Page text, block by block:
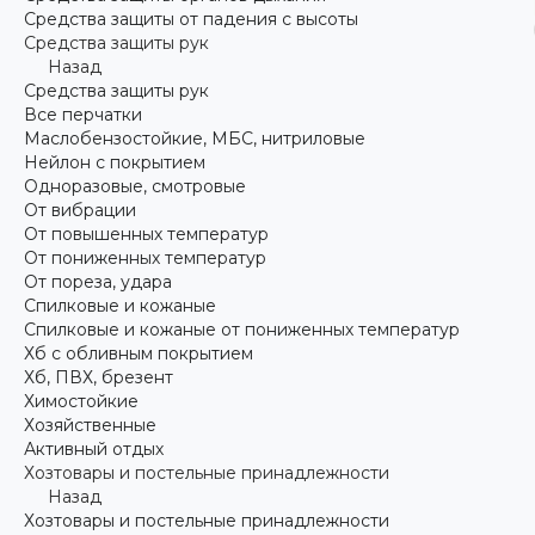
Средства защиты от падения с высоты
Средства защиты рук
Назад
Средства защиты рук
Все перчатки
Маслобензостойкие, МБС, нитриловые
Нейлон с покрытием
Одноразовые, смотровые
От вибрации
От повышенных температур
От пониженных температур
От пореза, удара
Спилковые и кожаные
Спилковые и кожаные от пониженных температур
Хб с обливным покрытием
Хб, ПВХ, брезент
Химостойкие
Хозяйственные
Активный отдых
Хозтовары и постельные принадлежности
Назад
Хозтовары и постельные принадлежности